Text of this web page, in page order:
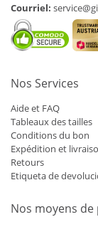
Courriel:
Nos Services
Aide et FAQ
Tableaux des tailles
Conditions du bon
Expédition et
Retours
Etiqueta de
Nos moyens